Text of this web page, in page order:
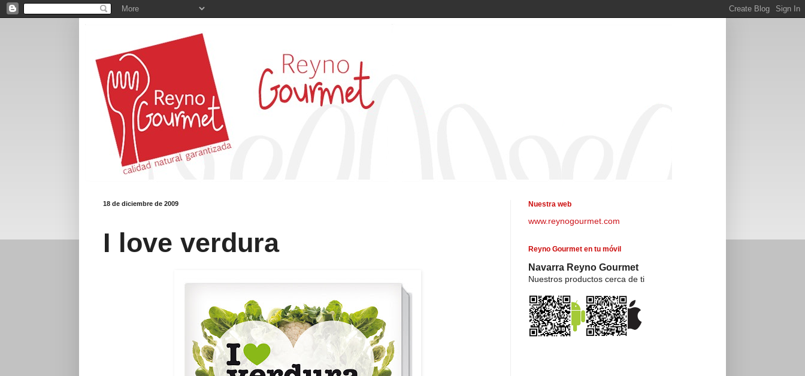
18 de diciembre de 2009
I love verdura
Nuestra web
www.reynogourmet.com
Reyno Gourmet en tu móvil
Navarra Reyno Gourmet
Nuestros productos cerca de ti